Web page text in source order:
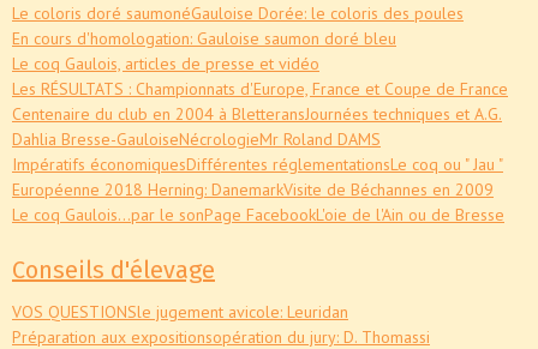
Le coloris doré saumonéGauloise Dorée: le coloris des poules
En cours d'homologation: Gauloise saumon doré bleu
Le coq Gaulois, articles de presse et vidéo
Les RÉSULTATS : Championnats d'Europe, France et Coupe de France
Centenaire du club en 2004 à BletteransJournées techniques et A.G.
Dahlia Bresse-GauloiseNécrologieMr Roland DAMS
Impératifs économiquesDifférentes réglementationsLe coq ou " Jau "
Européenne 2018 Herning: DanemarkVisite de Béchannes en 2009
Le coq Gaulois...par le sonPage FacebookL'oie de l'Ain ou de Bresse
Conseils d'élevage
VOS QUESTIONSle jugement avicole: Leuridan
Préparation aux expositionsopération du jury: D. Thomassi